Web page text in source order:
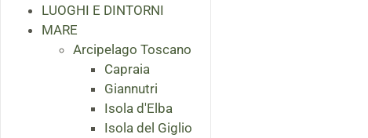
LUOGHI E DINTORNI
MARE
Arcipelago Toscano
Capraia
Giannutri
Isola d'Elba
Isola del Giglio